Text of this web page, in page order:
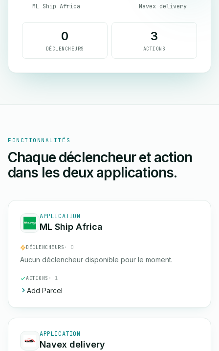
ML Ship Africa Navex delivery
0
DÉCLENCHEURS
3
ACTIONS
FONCTIONNALITÉS
Chaque déclencheur et action
dans les deux applications.
APPLICATION
ML Ship Africa
DÉCLENCHEURS · 0
Aucun déclencheur disponible pour le moment.
ACTIONS · 1
Add Parcel
APPLICATION
Navex delivery